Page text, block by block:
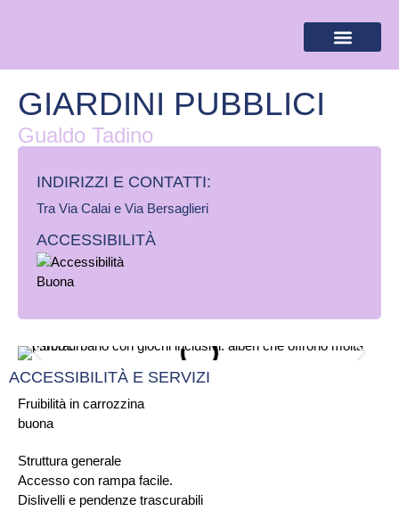
GIARDINI PUBBLICI
Gualdo Tadino
INDIRIZZI E CONTATTI:​
Tra Via Calai e Via Bersaglieri
ACCESSIBILITÀ
Fruibilità in carrozzina
buona
Struttura generale
Accesso con rampa facile.
Dislivelli e pendenze trascurabili
ACCESSIBILITÀ E SERVIZI